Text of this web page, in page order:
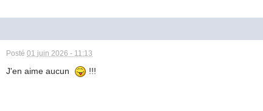
Posté01 juin 2026 - 11:13
J'en aime aucun !!!